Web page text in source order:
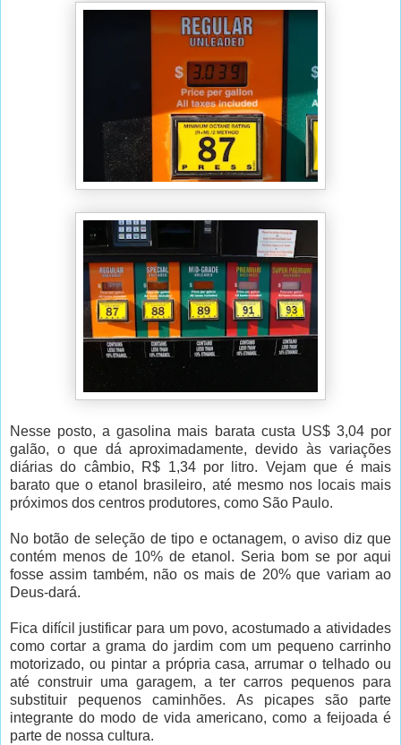
Nesse posto, a gasolina mais barata custa US$ 3,04 por
galão, o que dá aproximadamente, devido às variações
diárias do câmbio, R$ 1,34 por litro. Vejam que é mais
barato que o etanol brasileiro, até mesmo nos locais mais
próximos dos centros produtores, como São Paulo.
No botão de seleção de tipo e octanagem, o aviso diz que
contém menos de 10% de etanol. Seria bom se por aqui
fosse assim também, não os mais de 20% que variam ao
Deus-dará.
Fica difícil justificar para um povo, acostumado a atividades
como cortar a grama do jardim com um pequeno carrinho
motorizado, ou pintar a própria casa, arrumar o telhado ou
até construir uma garagem, a ter carros pequenos para
substituir pequenos caminhões. As picapes são parte
integrante do modo de vida americano, como a feijoada é
parte de nossa cultura.